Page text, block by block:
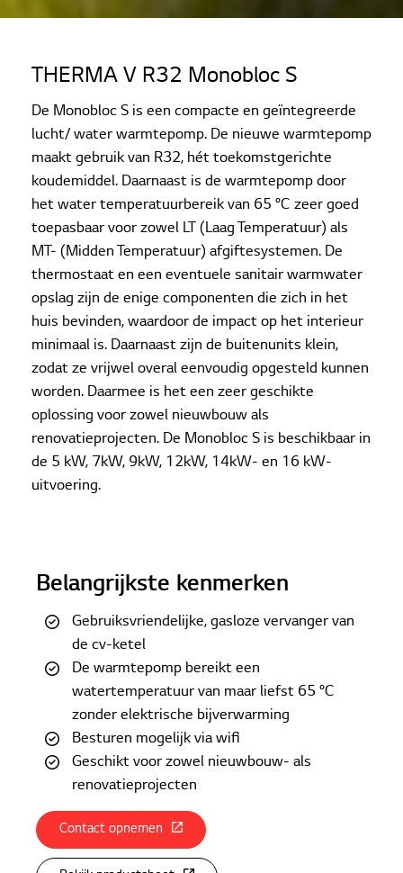
Producten
Monobloc
Monobloc S
THERMA V R32 Monobloc S
De Monobloc S is een compacte en geïntegreerde
lucht/ water warmtepomp. De nieuwe warmtepomp
maakt gebruik van R32, hét toekomstgerichte
koudemiddel. Daarnaast is de warmtepomp door
het water temperatuurbereik van 65 °C zeer goed
toepasbaar voor zowel LT (Laag Temperatuur) als
MT- (Midden Temperatuur) afgiftesystemen. De
thermostaat en een eventuele sanitair warmwater
opslag zijn de enige componenten die zich in het
huis bevinden, waardoor de impact op het interieur
minimaal is. Daarnaast zijn de buitenunits klein,
zodat ze vrijwel overal eenvoudig opgesteld kunnen
worden. Daarmee is het een zeer geschikte
oplossing voor zowel nieuwbouw als
renovatieprojecten. De Monobloc S is beschikbaar in
de 5 kW, 7kW, 9kW, 12kW, 14kW- en 16 kW-
uitvoering.
Belangrijkste kenmerken
Gebruiksvriendelijke, gasloze vervanger van
de cv-ketel
De warmtepomp bereikt een
watertemperatuur van maar liefst 65 °C
zonder elektrische bijverwarming
Besturen mogelijk via wifi
Geschikt voor zowel nieuwbouw- als
renovatieprojecten
Contact opnemen